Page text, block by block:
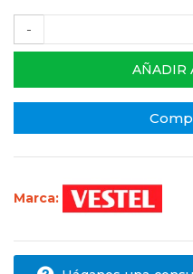
-
AÑADIR
Marca: